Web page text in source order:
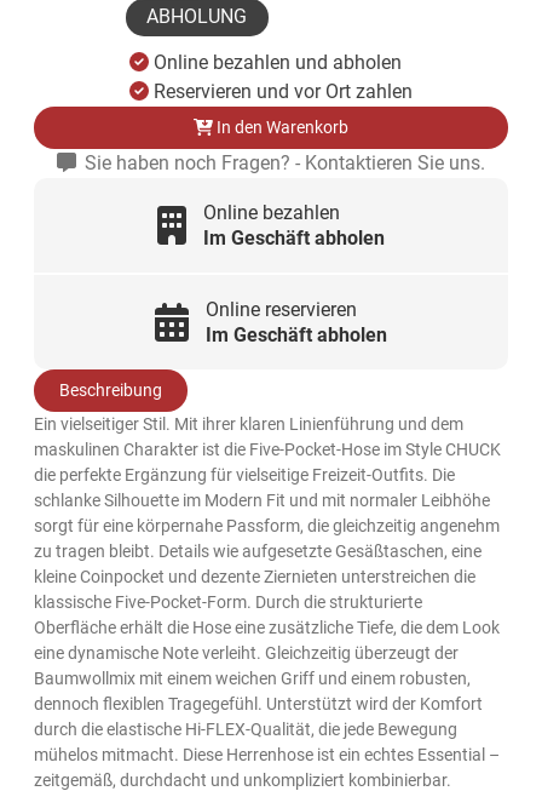
ABHOLUNG
Online bezahlen und abholen
Reservieren und vor Ort zahlen
In den Warenkorb
Sie haben noch Fragen? - Kontaktieren Sie uns.
Online bezahlen
Im Geschäft abholen
Online reservieren
Im Geschäft abholen
Beschreibung
Ein vielseitiger Stil. Mit ihrer klaren Linienführung und dem
maskulinen Charakter ist die Five-Pocket-Hose im Style CHUCK
die perfekte Ergänzung für vielseitige Freizeit-Outfits. Die
schlanke Silhouette im Modern Fit und mit normaler Leibhöhe
sorgt für eine körpernahe Passform, die gleichzeitig angenehm
zu tragen bleibt. Details wie aufgesetzte Gesäßtaschen, eine
kleine Coinpocket und dezente Ziernieten unterstreichen die
klassische Five-Pocket-Form. Durch die strukturierte
Oberfläche erhält die Hose eine zusätzliche Tiefe, die dem Look
eine dynamische Note verleiht. Gleichzeitig überzeugt der
Baumwollmix mit einem weichen Griff und einem robusten,
dennoch flexiblen Tragegefühl. Unterstützt wird der Komfort
durch die elastische Hi-FLEX-Qualität, die jede Bewegung
mühelos mitmacht. Diese Herrenhose ist ein echtes Essential –
zeitgemäß, durchdacht und unkompliziert kombinierbar.